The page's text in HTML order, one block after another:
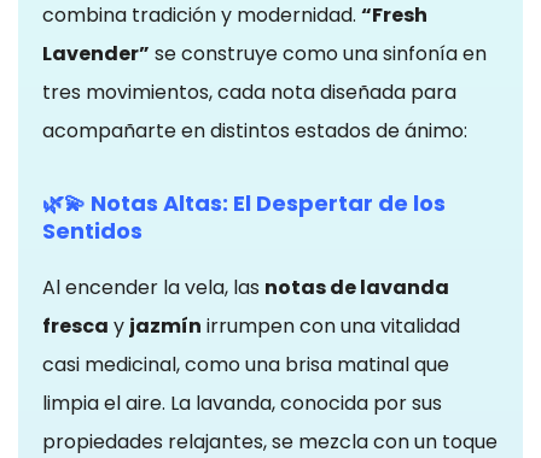
combina tradición y modernidad. “Fresh
Lavender” se construye como una sinfonía en
tres movimientos, cada nota diseñada para
acompañarte en distintos estados de ánimo:
🌿💫 Notas Altas: El Despertar de los
Sentidos
Al encender la vela, las notas de lavanda
fresca y jazmín irrumpen con una vitalidad
casi medicinal, como una brisa matinal que
limpia el aire. La lavanda, conocida por sus
propiedades relajantes, se mezcla con un toque